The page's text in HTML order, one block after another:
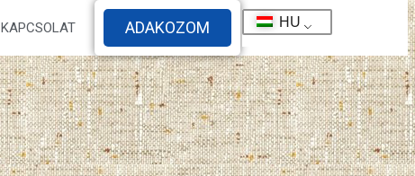
KAPCSOLAT ADAKOZOM HU